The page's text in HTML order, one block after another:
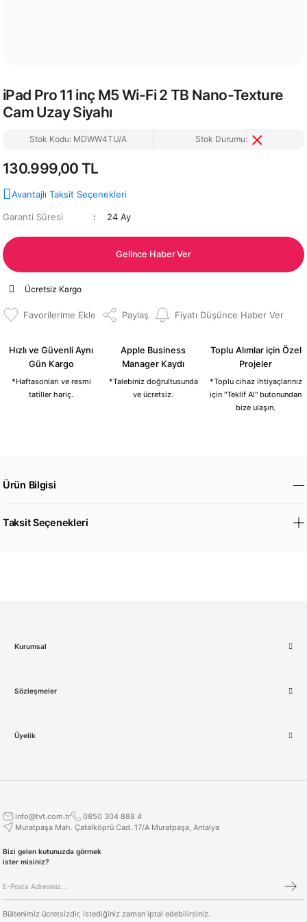
iPad Pro 11 inç M5 Wi-Fi 2 TB Nano-Texture
Cam Uzay Siyahı
Stok Kodu: MDWW4TU/A Stok Durumu:
130.999,00 TL
Avantajlı Taksit Seçenekleri
Garanti Süresi 24 Ay
Gelince Haber Ver
Ücretsiz Kargo
Paylaş Fiyatı Düşünce Haber Ver
Hızlı ve Güvenli Aynı
Gün Kargo
*Haftasonları ve resmi
tatiller hariç.
Apple Business
Manager Kaydı
*Talebiniz doğrultusunda
ve ücretsiz.
Toplu Alımlar için Özel
Projeler
*Toplu cihaz ihtiyaçlarınız
için "Teklif Al" butonundan
bize ulaşın.
Ürün Bilgisi
Taksit Seçenekleri
Kurumsal
Sözleşmeler
Üyelik
info@tvt.com.tr
0850 304 888 4
Muratpaşa Mah. Çatalköprü Cad. 17/A Muratpaşa, Antalya
Bizi gelen kutunuzda görmek
ister misiniz?
Bültenimiz ücretsizdir, istediğiniz zaman iptal edebilirsiniz.